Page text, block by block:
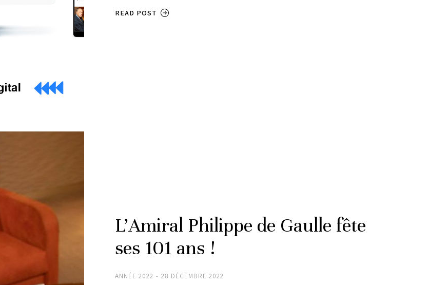
READ POST
L’Amiral Philippe de Gaulle fête
ses 101 ans !
ANNÉE 2022 28 DÉCEMBRE 2022